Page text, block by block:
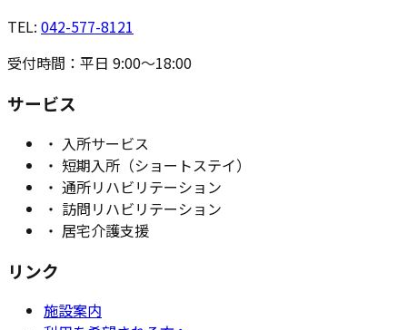
TEL: 042-577-8121
受付時間：平日 9:00〜18:00
サービス
・ 入所サービス
・ 短期入所（ショートステイ）
・ 通所リハビリテーション
・ 訪問リハビリテーション
・ 居宅介護支援
リンク
施設案内